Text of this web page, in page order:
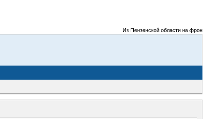
Из Пензенской области на фронты